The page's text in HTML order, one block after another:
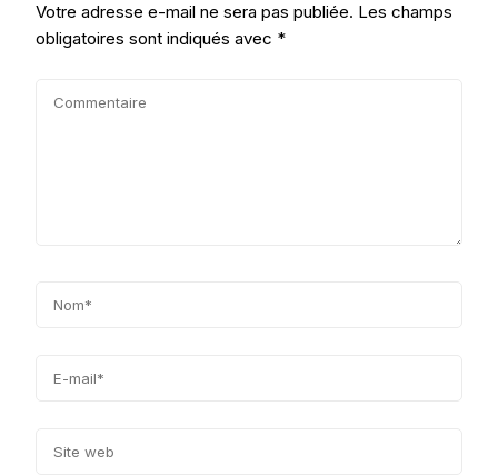
Votre adresse e-mail ne sera pas publiée. Les champs
obligatoires sont indiqués avec *